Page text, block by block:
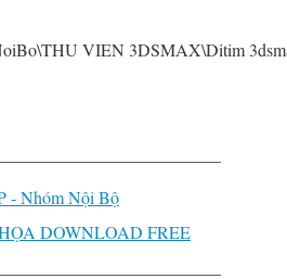
VIEN 3DSMAX\Ditim
- Nhóm Nội Bộ
DOWNLOAD FREE